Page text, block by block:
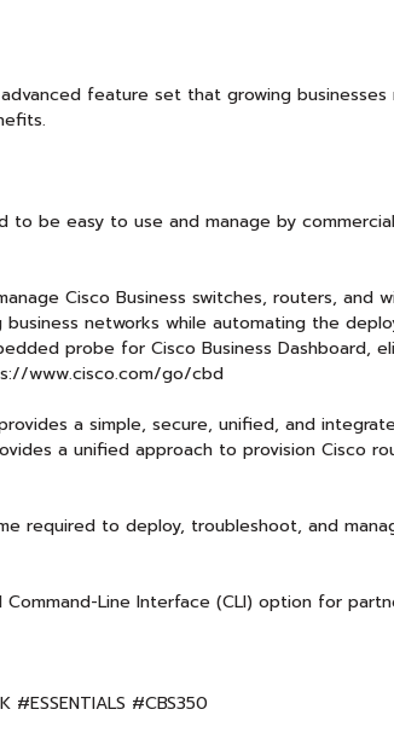
feature set that growing
to be easy to use and manage by
Cisco Business switches, routers, and
business networks while automating the
probe for Cisco Business
www.cisco.com/go/cbd
a simple, secure, unified, and
a unified approach to provision Cisco
to deploy, troubleshoot, and
Line Interface (CLI) option for
#CBS350